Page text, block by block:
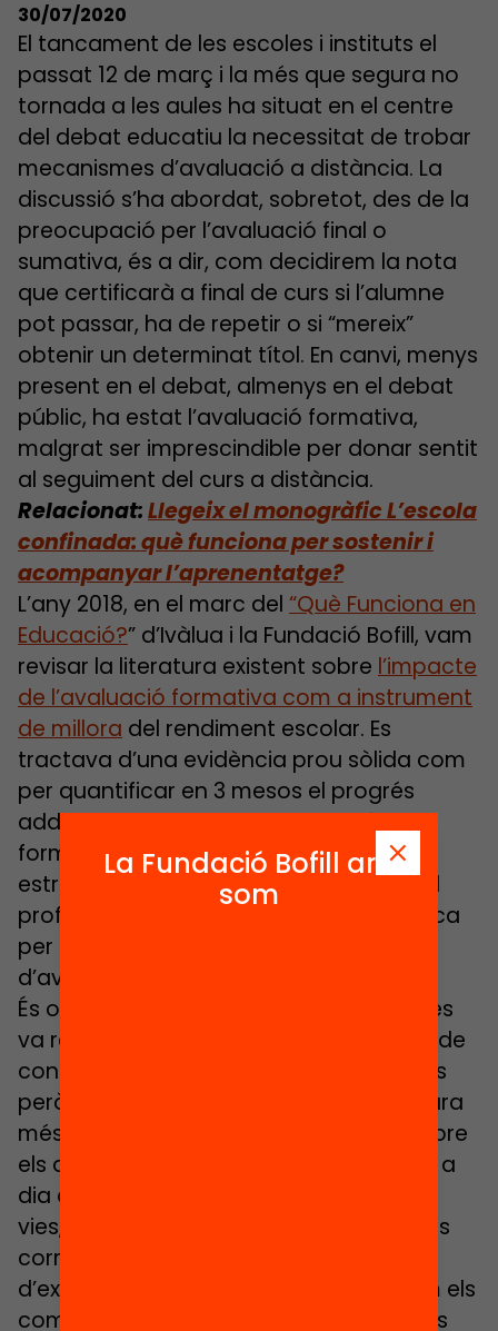
30/07/2020
El tancament de les escoles i instituts el
passat 12 de març i la més que segura no
tornada a les aules ha situat en el centre
del debat educatiu la necessitat de trobar
mecanismes d’avaluació a distància. La
discussió s’ha abordat, sobretot, des de la
preocupació per l’avaluació final o
sumativa, és a dir, com decidirem la nota
que certificarà a final de curs si l’alumne
pot passar, ha de repetir o si “mereix”
obtenir un determinat títol. En canvi, menys
present en el debat, almenys en el debat
públic, ha estat l’avaluació formativa,
malgrat ser imprescindible per donar sentit
al seguiment del curs a distància.
Relacionat:Llegeix el monogràfic L’escola
confinada: què funciona per sostenir i
acompanyar l’aprenentatge?
L’any 2018, en el marc del “Què Funciona en
Educació?” d’Ivàlua i la Fundació Bofill, vam
revisar la literatura existent sobre l’impacte
de l’avaluació formativa com a instrument
de millora del rendiment escolar. Es
tractava d’una evidència prou sòlida com
per quantificar en 3 mesos el progrés
addicional que aporta l’avaluació
formativa respecte a l’avaluació
estrictament finalista (i de 4 mesos si el
professorat ha rebut formació específica
per a la implementació d’aquest tipus
d’avaluació).
És obvi que cap d’aquestes recerques es
va realitzar sota les condicions actuals de
confinament i tancament de les escoles
però les seves conclusions són potser ara
més oportunes. El retorn o valoració sobre
els aprenentatges es produeix en el dia a
dia de les escoles a través de múltiples
vies, algunes de caràcter formal com les
correccions d’exercicis, la devolució
d’exàmens…; i, altres més informals com els
comentaris a l’aula, les valoracions orals
La Fundació Bofill ara
som